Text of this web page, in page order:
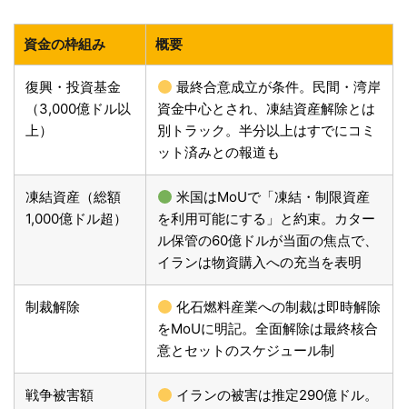
資金の枠組み 概要
復興・投資基金
（3,000億ドル以
上）
最終合意成立が条件。民間・湾岸
資金中心とされ、凍結資産解除とは
別トラック。半分以上はすでにコミ
ット済みとの報道も
凍結資産（総額
1,000億ドル超）
米国はMoUで「凍結・制限資産
を利用可能にする」と約束。カター
ル保管の60億ドルが当面の焦点で、
イランは物資購入への充当を表明
制裁解除
化石燃料産業への制裁は即時解除
をMoUに明記。全面解除は最終核合
意とセットのスケジュール制
戦争被害額
イランの被害は推定290億ドル。